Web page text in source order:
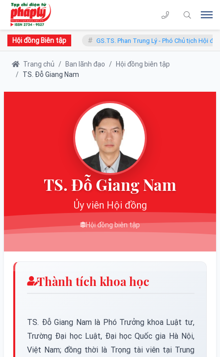
Hội đồng Biên tập
- Chủ tịch Hội đồng GS.TS. Phan Trung Lý - Phó Chủ tịch Hội đồng
Trang chủ Ban lãnh đạo
Hội đồng biên tập
TS. Đỗ Giang Nam
TS. Đỗ Giang Nam
Ủy viên Hội đồng
Hội đồng biên tập
Thành tích khoa học
TS. Đỗ Giang Nam là Phó Trưởng khoa Luật tư,
Trường Đại học Luật, Đại học Quốc gia Hà Nội,
Việt Nam; đồng thời là Trọng tài viên tại Trung